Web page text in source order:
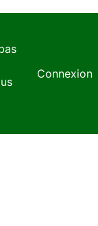
Connexion